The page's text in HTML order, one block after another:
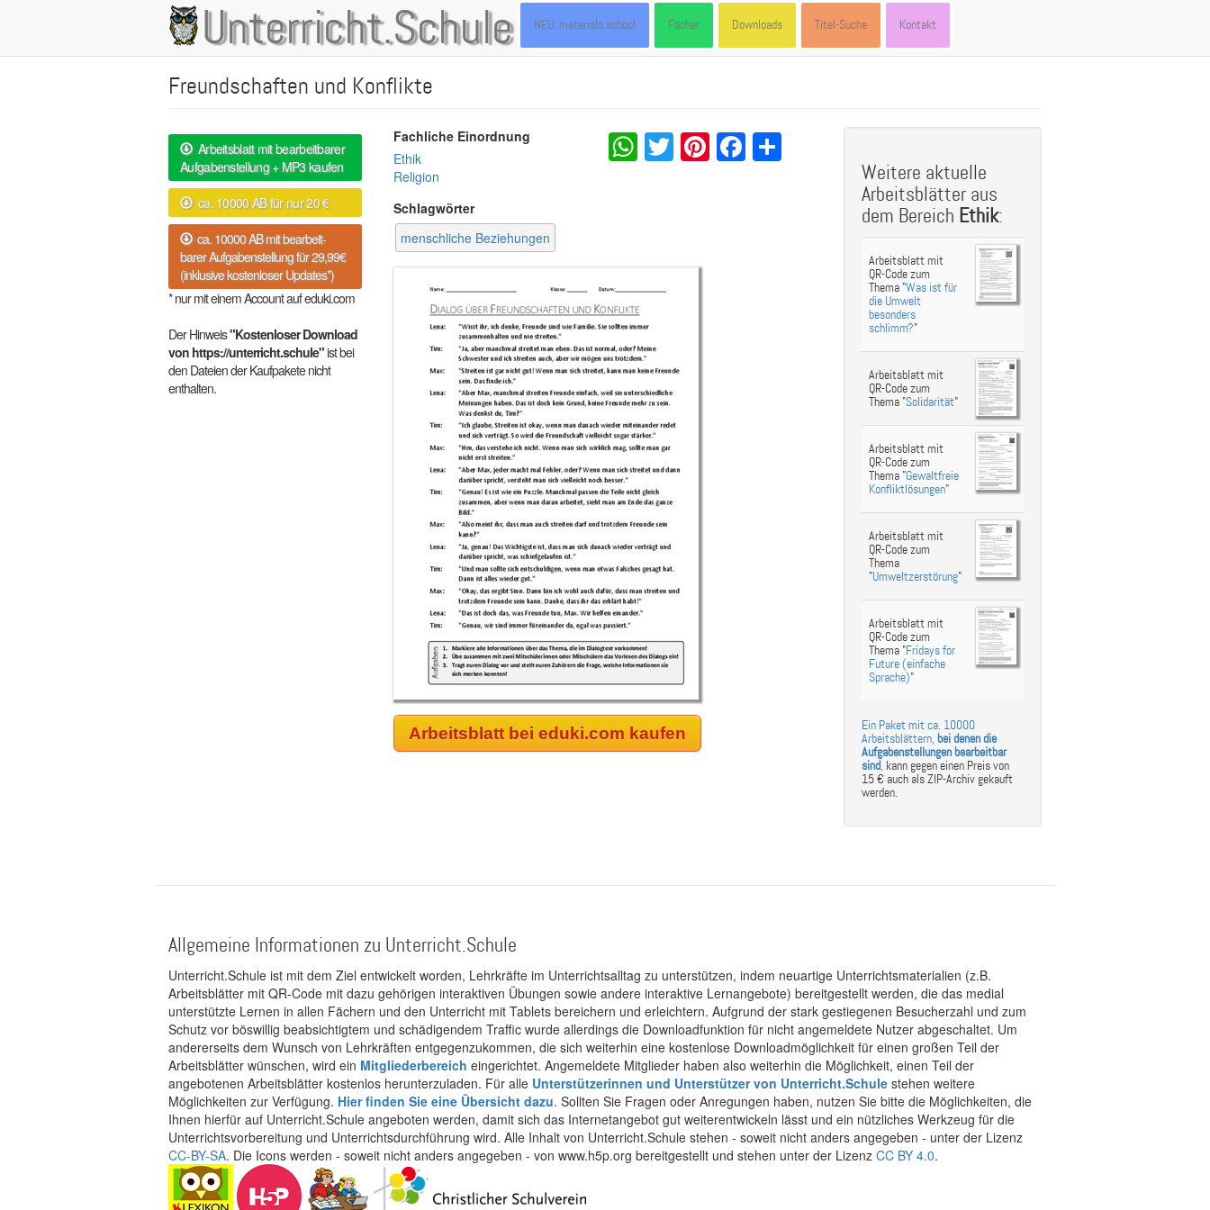
Unterricht.Schule
Main
navigation
NEU: materials.school Fächer Downloads Titel-Suche Kontakt
Freundschaften und Konflikte
Arbeitsblatt mit bearbeitbarer
Aufgabenstellung + MP3 kaufen
ca. 10000 AB für nur 20 €
ca. 10000 AB mit bearbeit-
barer Aufgabenstellung für 29,99€
(inklusive kostenloser Updates*)
* nur mit einem Account auf eduki.com
Der Hinweis"Kostenloser Download
von https://unterricht.schule"ist bei
den Dateien der Kaufpakete nicht
enthalten.
Fachliche Einordnung
Ethik
Religion
Schlagwörter
menschliche Beziehungen
WhatsApp
Twitter
Pinterest
Facebook
Share
Arbeitsblatt bei eduki.com kaufen
Weitere aktuelle
Arbeitsblätter aus
dem Bereich Ethik:
Arbeitsblatt mit
QR-Code zum
Thema "Was ist für
die Umwelt
besonders
schlimm?"
Arbeitsblatt mit
QR-Code zum
Thema "Solidarität"
Arbeitsblatt mit
QR-Code zum
Thema "Gewaltfreie
Konfliktlösungen"
Arbeitsblatt mit
QR-Code zum
Thema
"Umweltzerstörung"
Arbeitsblatt mit
QR-Code zum
Thema "Fridays for
Future (einfache
Sprache)"
Ein Paket mit ca. 10000
Arbeitsblättern, bei denen die
Aufgabenstellungen bearbeitbar
sind, kann gegen einen Preis von
15 € auch als ZIP-Archiv gekauft
werden.
Allgemeine Informationen zu Unterricht.Schule
Unterricht.Schule ist mit dem Ziel entwickelt worden, Lehrkräfte im Unterrichtsalltag zu unterstützen, indem neuartige Unterrichtsmaterialien (z.B.
Arbeitsblätter mit QR-Code mit dazu gehörigen interaktiven Übungen sowie andere interaktive Lernangebote) bereitgestellt werden, die das medial
unterstützte Lernen in allen Fächern und den Unterricht mit Tablets bereichern und erleichtern. Aufgrund der stark gestiegenen Besucherzahl und zum
Schutz vor böswillig beabsichtigtem und schädigendem Traffic wurde allerdings die Downloadfunktion für nicht angemeldete Nutzer abgeschaltet. Um
andererseits dem Wunsch von Lehrkräften entgegenzukommen, die sich weiterhin eine kostenlose Downloadmöglichkeit für einen großen Teil der
Arbeitsblätter wünschen, wird ein Mitgliederbereich eingerichtet. Angemeldete Mitglieder haben also weiterhin die Möglichkeit, einen Teil der
angebotenen Arbeitsblätter kostenlos herunterzuladen. Für alle Unterstützerinnen und Unterstützer von Unterricht.Schule stehen weitere
Möglichkeiten zur Verfügung. Hier finden Sie eine Übersicht dazu. Sollten Sie Fragen oder Anregungen haben, nutzen Sie bitte die Möglichkeiten, die
Ihnen hierfür auf Unterricht.Schule angeboten werden, damit sich das Internetangebot gut weiterentwickeln lässt und ein nützliches Werkzeug für die
Unterrichtsvorbereitung und Unterrichtsdurchführung wird. Alle Inhalt von Unterricht.Schule stehen - soweit nicht anders angegeben - unter der Lizenz
CC-BY-SA. Die Icons werden - soweit nicht anders angegeben - von www.h5p.org bereitgestellt und stehen unter der Lizenz CC BY 4.0.